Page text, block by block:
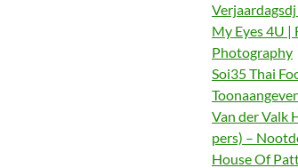
My Eyes 4U |
Photography
Soi35 Thai
Van der Valk
pers) –
House Of